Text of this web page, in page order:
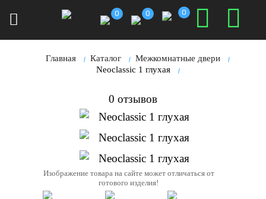
0 0 0
Главная Каталог
Межкомнатные двери
Neoclassic 1 глухая
0 отзывов
Изображение товара на сайте может отличаться от
готового изделия!